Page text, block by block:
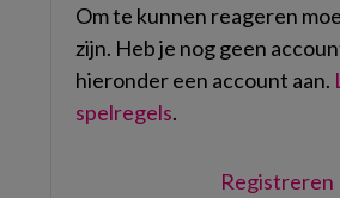
Om te kunnen reageren
zijn. Heb je nog geen
hieronder een account aan.
spelregels.
Registreren